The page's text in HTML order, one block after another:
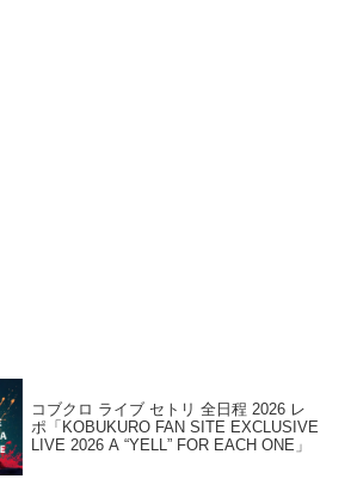
コブクロ ライブ セトリ 全日程 2026 レ
ポ「KOBUKURO FAN SITE EXCLUSIVE
LIVE 2026 A “YELL” FOR EACH ONE」